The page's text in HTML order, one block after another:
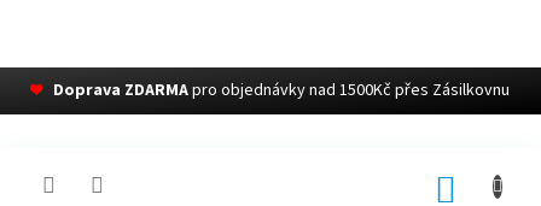
❤ Doprava ZDARMApro objednávky nad 1500Kč přes Zásilkovnu